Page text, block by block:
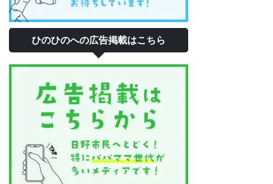
ひのひのへの広告掲載はこちら